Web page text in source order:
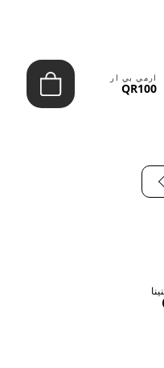
ارمي بي ار
QR100